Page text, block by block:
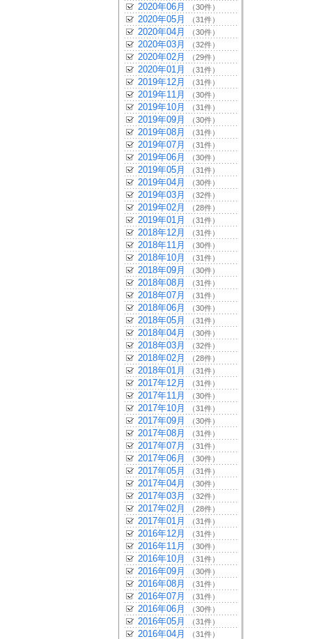
2020年06月 （30件）
2020年05月 （31件）
2020年04月 （30件）
2020年03月 （32件）
2020年02月 （29件）
2020年01月 （31件）
2019年12月 （31件）
2019年11月 （30件）
2019年10月 （31件）
2019年09月 （30件）
2019年08月 （31件）
2019年07月 （31件）
2019年06月 （30件）
2019年05月 （31件）
2019年04月 （30件）
2019年03月 （32件）
2019年02月 （28件）
2019年01月 （31件）
2018年12月 （31件）
2018年11月 （30件）
2018年10月 （31件）
2018年09月 （30件）
2018年08月 （31件）
2018年07月 （31件）
2018年06月 （30件）
2018年05月 （31件）
2018年04月 （30件）
2018年03月 （32件）
2018年02月 （28件）
2018年01月 （31件）
2017年12月 （31件）
2017年11月 （30件）
2017年10月 （31件）
2017年09月 （30件）
2017年08月 （31件）
2017年07月 （31件）
2017年06月 （30件）
2017年05月 （31件）
2017年04月 （30件）
2017年03月 （32件）
2017年02月 （28件）
2017年01月 （31件）
2016年12月 （31件）
2016年11月 （30件）
2016年10月 （31件）
2016年09月 （30件）
2016年08月 （31件）
2016年07月 （31件）
2016年06月 （30件）
2016年05月 （31件）
2016年04月 （31件）